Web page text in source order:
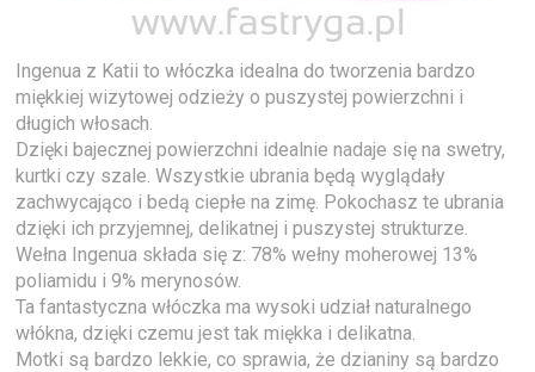
Ingenua z Katii to włóczka idealna do tworzenia bardzo
miękkiej wizytowej odzieży o puszystej powierzchni i
długich włosach.
Dzięki bajecznej powierzchni idealnie nadaje się na swetry,
kurtki czy szale. Wszystkie ubrania będą wyglądały
zachwycająco i bedą ciepłe na zimę. Pokochasz te ubrania
dzięki ich przyjemnej, delikatnej i puszystej strukturze.
Wełna Ingenua składa się z: 78% wełny moherowej 13%
poliamidu i 9% merynosów.
Ta fantastyczna włóczka ma wysoki udział naturalnego
włókna, dzięki czemu jest tak miękka i delikatna.
Motki są bardzo lekkie, co sprawia, że ​​dzianiny są bardzo